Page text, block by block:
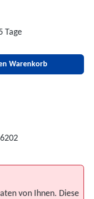
Tage
Wert
Warenkorb
von Ihnen. Diese